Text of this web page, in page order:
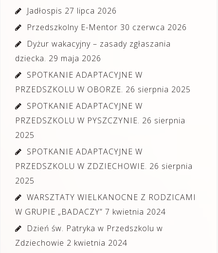
Jadłospis 27 lipca 2026
Przedszkolny E-Mentor 30 czerwca 2026
Dyżur wakacyjny – zasady zgłaszania
dziecka. 29 maja 2026
SPOTKANIE ADAPTACYJNE W
PRZEDSZKOLU W OBORZE. 26 sierpnia 2025
SPOTKANIE ADAPTACYJNE W
PRZEDSZKOLU W PYSZCZYNIE. 26 sierpnia
2025
SPOTKANIE ADAPTACYJNE W
PRZEDSZKOLU W ZDZIECHOWIE. 26 sierpnia
2025
WARSZTATY WIELKANOCNE Z RODZICAMI
W GRUPIE „BADACZY” 7 kwietnia 2024
Dzień św. Patryka w Przedszkolu w
Zdziechowie 2 kwietnia 2024